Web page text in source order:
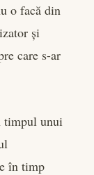
o facă din
și
care s-ar
timpul unui
în timp